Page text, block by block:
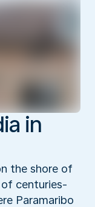
in
the shore of
of centuries-
Paramaribo